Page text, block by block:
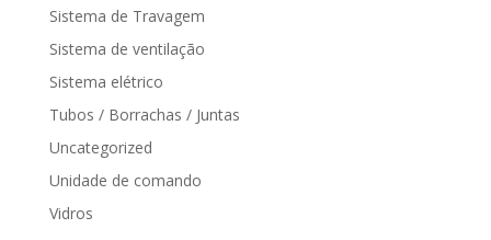
Sistema de Travagem
Sistema de ventilação
Sistema elétrico
Tubos / Borrachas / Juntas
Uncategorized
Unidade de comando
Vidros